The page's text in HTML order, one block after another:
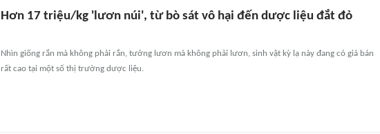
Hơn 17 triệu/kg 'lươn núi', từ bò sát vô hại đến dược liệu đắt đỏ
Nhìn giống rắn mà không phải rắn, tưởng lươn mà không phải lươn, sinh vật kỳ lạ này đang có giá bán
rất cao tại một số thị trường dược liệu.